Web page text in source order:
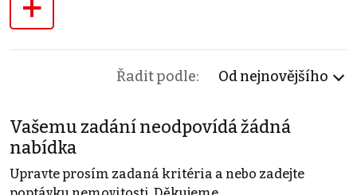
Řadit podle: Od nejnovějšího
Vašemu zadání neodpovídá žádná
nabídka
Upravte prosím zadaná kritéria a nebo zadejte